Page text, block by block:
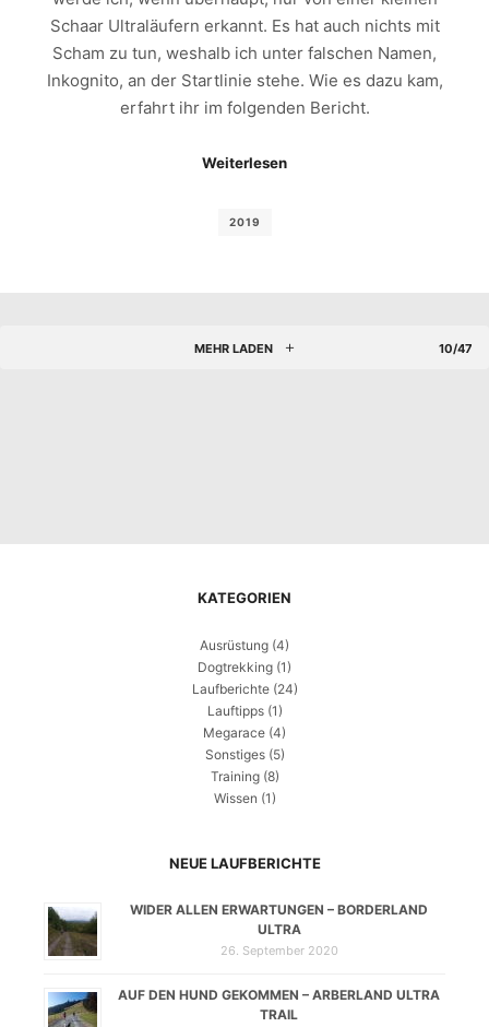
Schaar Ultraläufern erkannt. Es hat auch nichts mit
Scham zu tun, weshalb ich unter falschen Namen,
Inkognito, an der Startlinie stehe. Wie es dazu kam,
erfahrt ihr im folgenden Bericht.
Weiterlesen
2019
MEHR LADEN 10/47
KATEGORIEN
Ausrüstung (4)
Dogtrekking (1)
Laufberichte(24)
Lauftipps(1)
Megarace (4)
Sonstiges(5)
Training(8)
Wissen (1)
NEUE LAUFBERICHTE
WIDER ALLEN ERWARTUNGEN – BORDERLAND
ULTRA
26. September 2020
AUF DEN HUND GEKOMMEN – ARBERLAND ULTRA
TRAIL